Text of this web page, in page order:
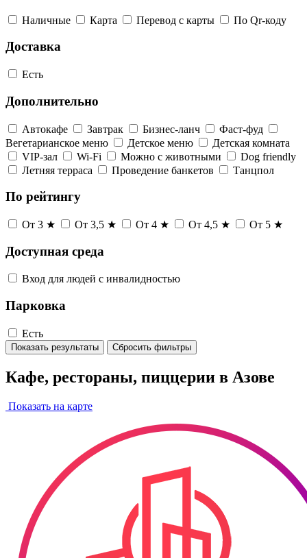
Наличные Карта Перевод с карты По Qr-коду
Доставка
Есть
Дополнительно
Автокафе Завтрак Бизнес-ланч
Фаст-фуд
Вегетарианское меню
Детское меню
Детская комната
VIP-зал
Wi-Fi Можно с животными
Dog friendly
Летняя терраса
Проведение банкетов Танцпол
По рейтингу
От 3 ★ От 3,5 ★ От 4 ★ От 4,5 ★ От 5 ★
Доступная среда
Вход для людей с инвалидностью
Парковка
Есть
Показать результаты Сбросить фильтры
Кафе, рестораны, пиццерии в Азове
Показать на карте